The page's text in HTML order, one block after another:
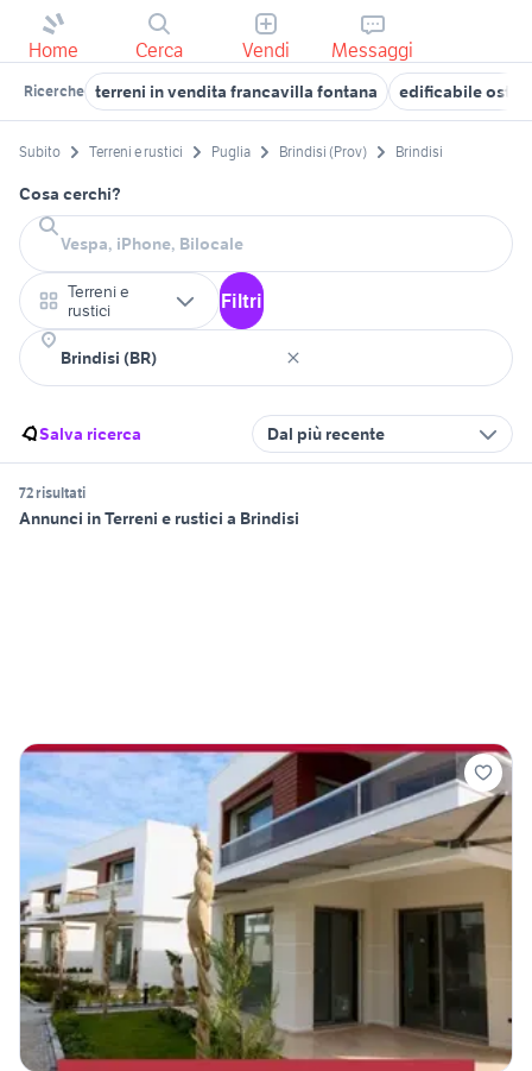
Home Cerca Vendi Messaggi
Ricerche terreni in vendita francavilla fontana edificabile
Subito Terreni e rustici Puglia Brindisi (Prov) Brindisi
Cosa cerchi?
Terreni e
rustici
Filtri
Salva ricerca Dal più recente
72 risultati
Annunci in Terreni e rustici a Brindisi